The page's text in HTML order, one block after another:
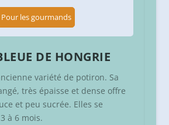
Pour les gourmands
DE HONGRIE
variété de potiron. Sa
très épaisse et dense offre
et peu sucrée. Elles se
à 6 mois.